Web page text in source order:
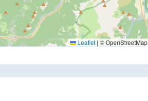
Leaflet | © OpenStreetMap